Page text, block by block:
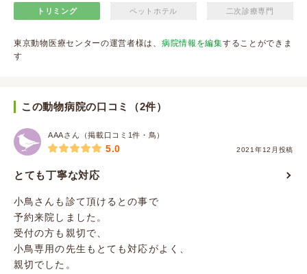
トリミング ペットホテル 二次診療専門
東京動物医療センターの運営者様は、 病院情報を編集することができま
す
この動物病院の口コミ（2件）
AAAさん（掲載口コミ1件・鳥）
2021年12月投稿
5.0
とても丁寧な対応
小鳥さんも診て頂けるとの事で
予約来院しました。
受付の方も親切で、
小鳥専用の先生もとても対応がよく、
親切でした。